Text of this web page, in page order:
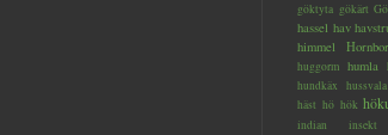
göktyta gökärt
hassel hav
himmel
huggorm humla
hundkäx
hussvala
häst hö hök
indian
insekt